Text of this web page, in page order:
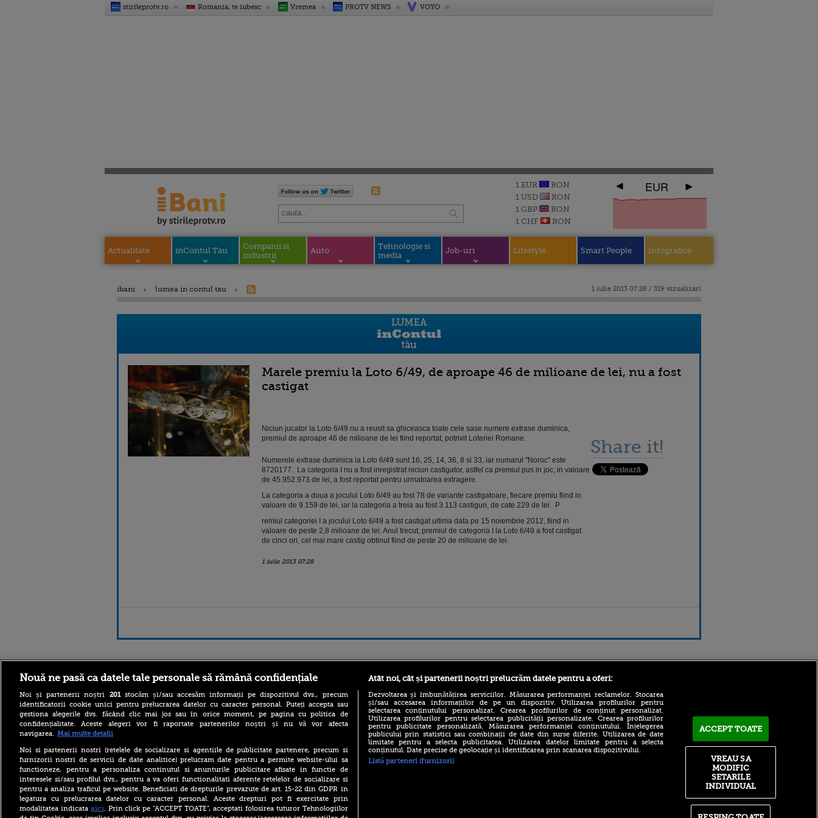
stirileprotv.ro Romania, te iubesc Vremea PROTV NEWS VOYO
1 EUR
RON
1 USD
RON
1 GBP
RON
1 CHF
RON
EUR
Actualitate inContul Tau
Companii si
industrii
Auto
Tehnologie si
media
Job-uri Lifestyle Smart People Infografice
ibani lumea in contul tau 1 iulie 2013 07:28 / 319 vizualizari
Marele premiu la Loto 6/49, de aproape 46 de milioane de lei, nu a fost
castigat
Niciun jucator la Loto 6/49 nu a reusit sa ghiceasca toate cele sase numere extrase duminica,
premiul de aproape 46 de milioane de lei fiind reportat, potrivit Loteriei Romane.
Numerele extrase duminica la Loto 6/49 sunt 16, 25, 14, 36, 8 si 33, iar numarul "Noroc" este
8720177. La categoria I nu a fost inregistrat niciun castigator, astfel ca premiul pus in joc, in valoare
de 45.952.973 de lei, a fost reportat pentru urmatoarea extragere.
La categoria a doua a jocului Loto 6/49 au fost 78 de variante castigatoare, fiecare premiu fiind in
valoare de 9.159 de lei, iar la categoria a treia au fost 3.113 castiguri, de cate 229 de lei. P
remiul categoriei I a jocului Loto 6/49 a fost castigat ultima data pe 15 noiembrie 2012, fiind in
valoare de peste 2,8 milioane de lei. Anul trecut, premiul de categoria I la Loto 6/49 a fost castigat
de cinci ori, cel mai mare castig obtinut fiind de peste 20 de milioane de lei.
1 iulie 2013 07:28
Share it!
Stirileprotv.ro
Reacția Rusiei după ce o
dronă explozivă a paralizat
aeroportul din Leipzig: „O
provocare complet
fabricată”
Cea mai bună țară în care să
te muți în 2026 este din
Europa. Cum arată top 10
ilike-it.ro foodstory.ro
(P) Descoperă Lumea
Procinema.ro Sport.ro
ACUM: UTA - Rapid 0-0, pe
Nouă ne pasă ca datele tale personale să rămână confidențiale
Noi și partenerii noștri 201stocăm și/sau accesăm informații pe dispozitivul dvs., precum
identificatorii cookie unici pentru prelucrarea datelor cu caracter personal. Puteți accepta sau
gestiona alegerile dvs. făcând clic mai jos sau în orice moment, pe pagina cu politica de
confidențialitate. Aceste alegeri vor fi raportate partenerilor noștri și nu vă vor afecta
navigarea. Mai multe detalii
Noi si partenerii nostri (retelele de socializare si agentiile de publicitate partenere, precum si
furnizorii nostri de servicii de date analitice) prelucram date pentru a permite website-ului sa
functioneze, pentru a personaliza continutul si anunturile publicitare afisate in functie de
interesele si/sau profilul dvs., pentru a va oferi functionalitati aferente retelelor de socializare si
pentru a analiza traficul pe website. Beneficiati de drepturile prevazute de art. 15-22 din GDPR in
legatura cu prelucrarea datelor cu caracter personal. Aceste drepturi pot fi exercitate prin
modalitatea indicata aici. Prin click pe “ACCEPT TOATE”, acceptati folosirea tuturor Tehnologiilor
Atât noi, cât și partenerii noștri prelucrăm datele pentru a oferi:
Dezvoltarea și îmbunătățirea serviciilor. Măsurarea performanței reclamelor. Stocarea
și/sau accesarea informațiilor de pe un dispozitiv. Utilizarea profilurilor pentru
selectarea conținutului personalizat. Crearea profilurilor de conținut personalizat.
Utilizarea profilurilor pentru selectarea publicității personalizate. Crearea profilurilor
pentru publicitate personalizată. Măsurarea performanței conținutului. Înțelegerea
publicului prin statistici sau combinații de date din surse diferite. Utilizarea de date
limitate pentru a selecta publicitatea. Utilizarea datelor limitate pentru a selecta
conținutul. Date precise de geolocație și identificarea prin scanarea dispozitivului.
Listă parteneri (furnizori)
ACCEPT TOATE
VREAU SA
MODIFIC
SETARILE
INDIVIDUAL